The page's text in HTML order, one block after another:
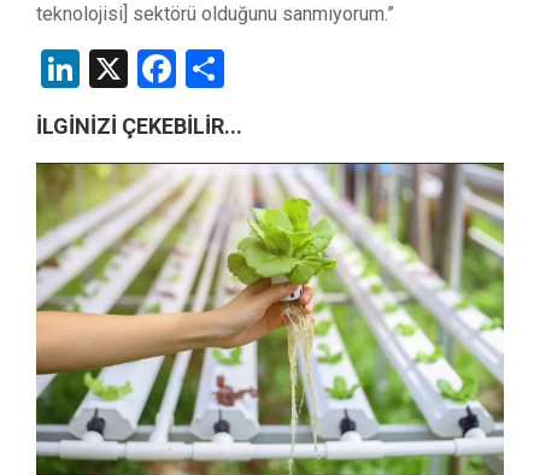
teknolojisi] sektörü olduğunu sanmıyorum.”
LinkedIn
X Facebook
İLGİNİZİ ÇEKEBİLİR...